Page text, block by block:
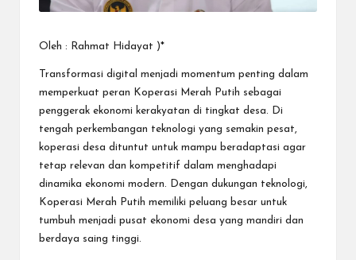
Oleh : Rahmat Hidayat )*
Transformasi digital menjadi momentum penting dalam
memperkuat peran Koperasi Merah Putih sebagai
penggerak ekonomi kerakyatan di tingkat desa. Di
tengah perkembangan teknologi yang semakin pesat,
koperasi desa dituntut untuk mampu beradaptasi agar
tetap relevan dan kompetitif dalam menghadapi
dinamika ekonomi modern. Dengan dukungan teknologi,
Koperasi Merah Putih memiliki peluang besar untuk
tumbuh menjadi pusat ekonomi desa yang mandiri dan
berdaya saing tinggi.